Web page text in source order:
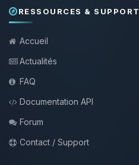
RESSOURCES & SUPPORT
Accueil
Actualités
FAQ
Documentation API
Forum
Contact / Support